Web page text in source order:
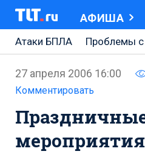
АФИША
Атаки БПЛА
Проблемы
Ремонт Центральной
Ремонт Обводного шоссе
Набережная Тольятти
27 апреля 2006 16:00
Комментировать
мероприятия